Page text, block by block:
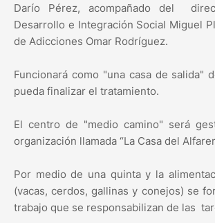
Darío Pérez, acompañado del
Desarrollo e Integración Social Miguel
de Adicciones Omar Rodríguez.
Funcionará como "una casa de salida"
pueda finalizar el tratamiento.
El centro de "medio camino" será
organización llamada “La Casa del
Por medio de una quinta y la
(vacas, cerdos, gallinas y conejos) se
trabajo que se responsabilizan de las